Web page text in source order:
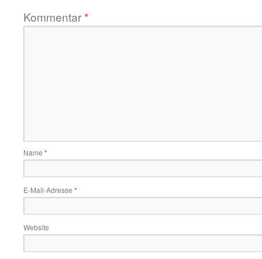
Kommentar*
Name *
E-Mail-Adresse *
Website